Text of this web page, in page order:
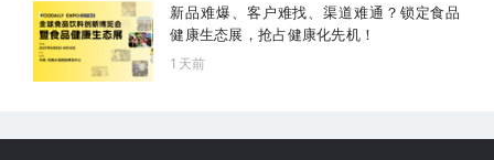
新品难爆、客户难找、渠道难通？锁定食品
健康生态展，抢占健康化先机！
1天前